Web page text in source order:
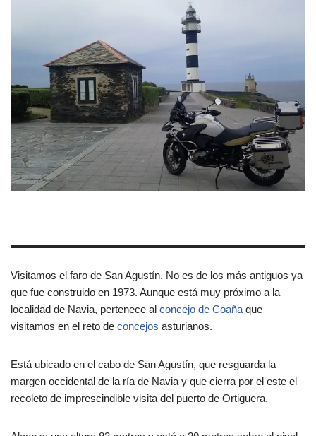
Visitamos el faro de San Agustín. No es de los más antiguos ya
que fue construido en 1973. Aunque está muy próximo a la
localidad de Navia, pertenece al concejo de Coaña que
visitamos en el reto de concejos asturianos.
Está ubicado en el cabo de San Agustín, que resguarda la
margen occidental de la ría de Navia y que cierra por el este el
recoleto de imprescindible visita del puerto de Ortiguera.